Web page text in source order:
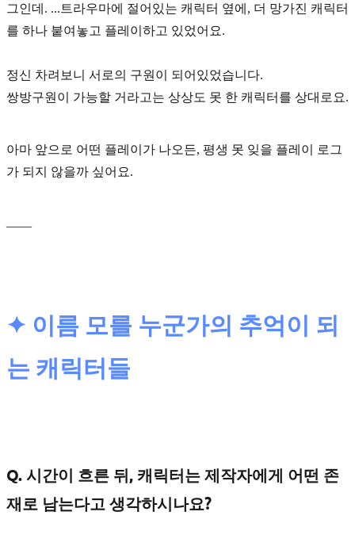
그인데. ...트라우마에 절어있는 캐릭터 옆에, 더 망가진 캐릭터
를 하나 붙여놓고 플레이하고 있었어요.
정신 차려보니 서로의 구원 이 되어있었습니다.
쌍방구원이 가능할 거라고는 상상도 못 한 캐릭터를 상대로요.
아마 앞으로 어떤 플레이가 나오든, 평생 못 잊을 플레이 로그
가 되지 않을까 싶어요.
✦ 이름 모를 누군가의 추억이 되
는 캐릭터들
Q. 시간이 흐른 뒤, 캐릭터는 제작자에게 어떤 존
재로 남는다고 생각하시나요?